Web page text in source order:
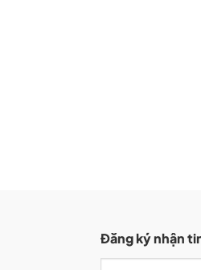
Đăng ký nhận